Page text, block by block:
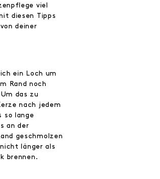
viel
diesen Tipps
deiner
ein Loch um
Rand noch
das zu
nach jedem
so lange
an der
geschmolzen
länger als
brennen.